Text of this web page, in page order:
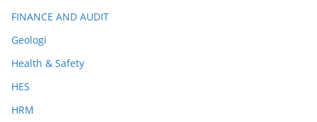
FINANCE AND AUDIT
Geologi
Health & Safety
HES
HRM